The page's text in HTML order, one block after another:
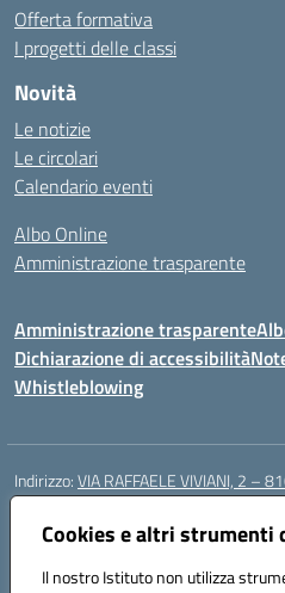
Cookies e altri strumenti
Il nostro Istituto non utilizza
Offerta formativa
I progetti delle classi
Novità
Le notizie
Le circolari
Calendario eventi
Albo Online
Amministrazione trasparente
Amministrazione trasparente
Dichiarazione di accessibilità
Whistleblowing
Indirizzo:VIA RAFFAELE VIVIANI, 2 –
Centralino:
Posta elettronica certificata (PEC):
Codice fiscale: 93086020612